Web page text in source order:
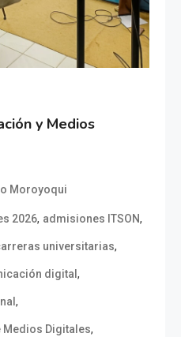
y Medios
Moroyoqui
2026, admisiones ITSON,
universitarias,
digital,
,
Medios Digitales,